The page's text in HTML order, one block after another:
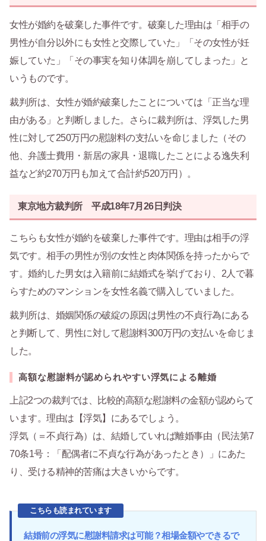
女性が婚約を破棄した事件です。破棄した理由は「相手の
男性が自分以外にも女性と交際していた」「その女性が妊
娠していた」「その事実を知り体調を崩してしまった」と
いうものです。
裁判所は、女性が婚約破棄したことについては「正当な理
由がある」と判断しました。さらに裁判所は、浮気した男
性に対して250万円の慰謝料の支払いを命じました（その
他、弁護士費用・新居の家具・退職したことによる逸失利
益など約270万円も加えて合計約520万円）。
東京地方裁判所 平成18年7月26日判決
こちらも女性が婚約を破棄した事件です。理由は相手の浮
気です。相手の男性が別の女性と肉体関係を持ったからで
す。婚約した男女は入籍前に結婚式を挙げており、2人で暮
らすためのマンションを女性名義で購入していました。
裁判所は、婚姻関係の破綻の原因は男性の不貞行為にある
と判断して、男性に対して慰謝料300万円の支払いを命じま
した。
高額な慰謝料が認められやすい浮気による離婚
上記2つの裁判では、比較的高額な慰謝料の金額が認めらて
います。理由は【浮気】にあるでしょう。
浮気（＝不貞行為）は、結婚していれば離婚事由（民法第7
70条1号：「配偶者に不貞な行為があったとき）」にあた
り、受ける精神的苦痛は大きいからです。
こちらも読まれています
結婚前の浮気に慰謝料請求は可能？相場金額やできるで